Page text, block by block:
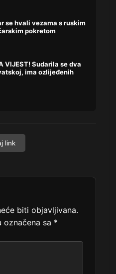
se hvali vezama s ruskim
pokretom
VIJEST! Sudarila se dva
ima ozlijeđenih
link
biti objavljivana.
označena sa *